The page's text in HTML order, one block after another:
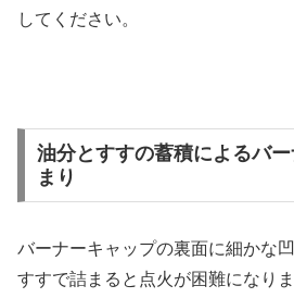
してください。
油分とすすの蓄積によるバ
まり
バーナーキャップの裏面に細かな
すすで詰まると点火が困難になり